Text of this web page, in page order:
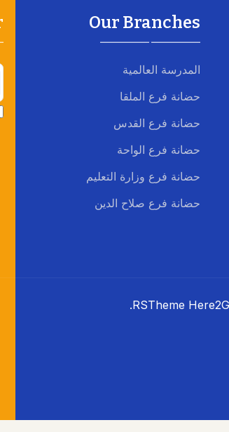
Our Branches
المدرسة العالمية
حضانة فرع الملقا
حضانة فرع القدس
حضانة فرع الواحة
حضانة فرع وزارة التعليم
حضانة فرع صلاح الدين
RSTheme.